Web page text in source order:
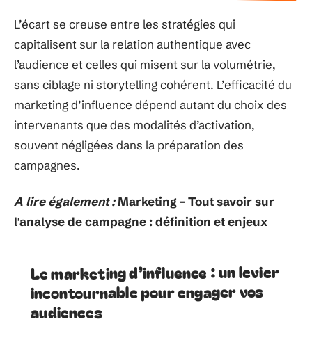
L’écart se creuse entre les stratégies qui
capitalisent sur la relation authentique avec
l’audience et celles qui misent sur la volumétrie,
sans ciblage ni storytelling cohérent. L’efficacité du
marketing d’influence dépend autant du choix des
intervenants que des modalités d’activation,
souvent négligées dans la préparation des
campagnes.
A lire également : Marketing - Tout savoir sur
l'analyse de campagne : définition et enjeux
Le marketing d’influence : un levier
incontournable pour engager vos
audiences